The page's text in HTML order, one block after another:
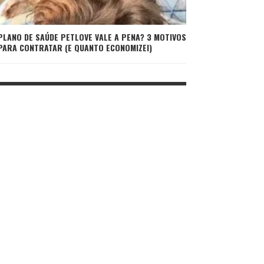
DE SAÚDE PETLOVE VALE A PENA? 3 MOTIVOS
CONTRATAR (E QUANTO ECONOMIZEI)